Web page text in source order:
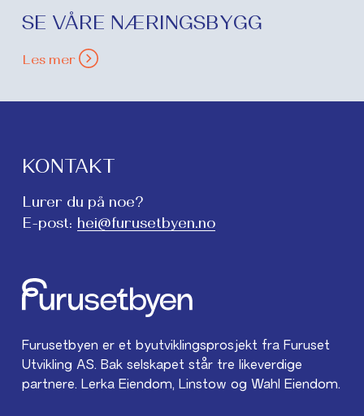
SE VÅRE NÆRINGSBYGG
Les mer
KONTAKT
Lurer du på noe?
E-post: hei@furusetbyen.no
Furusetbyen er et byutviklingsprosjekt fra Furuset
Utvikling AS. Bak selskapet står tre likeverdige
partnere. Lerka Eiendom, Linstow og Wahl Eiendom.